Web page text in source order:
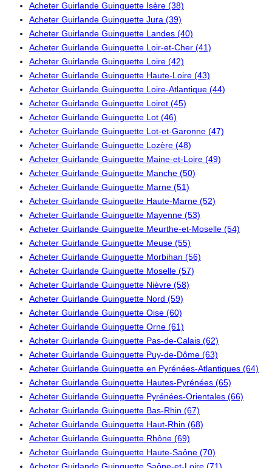
Acheter Guirlande Guinguette Isère (38)
Acheter Guirlande Guinguette Jura (39)
Acheter Guirlande Guinguette Landes (40)
Acheter Guirlande Guinguette Loir-et-Cher (41)
Acheter Guirlande Guinguette Loire (42)
Acheter Guirlande Guinguette Haute-Loire (43)
Acheter Guirlande Guinguette Loire-Atlantique (44)
Acheter Guirlande Guinguette Loiret (45)
Acheter Guirlande Guinguette Lot (46)
Acheter Guirlande Guinguette Lot-et-Garonne (47)
Acheter Guirlande Guinguette Lozère (48)
Acheter Guirlande Guinguette Maine-et-Loire (49)
Acheter Guirlande Guinguette Manche (50)
Acheter Guirlande Guinguette Marne (51)
Acheter Guirlande Guinguette Haute-Marne (52)
Acheter Guirlande Guinguette Mayenne (53)
Acheter Guirlande Guinguette Meurthe-et-Moselle (54)
Acheter Guirlande Guinguette Meuse (55)
Acheter Guirlande Guinguette Morbihan (56)
Acheter Guirlande Guinguette Moselle (57)
Acheter Guirlande Guinguette Nièvre (58)
Acheter Guirlande Guinguette Nord (59)
Acheter Guirlande Guinguette Oise (60)
Acheter Guirlande Guinguette Orne (61)
Acheter Guirlande Guinguette Pas-de-Calais (62)
Acheter Guirlande Guinguette Puy-de-Dôme (63)
Acheter Guirlande Guinguette en Pyrénées-Atlantiques (64)
Acheter Guirlande Guinguette Hautes-Pyrénées (65)
Acheter Guirlande Guinguette Pyrénées-Orientales (66)
Acheter Guirlande Guinguette Bas-Rhin (67)
Acheter Guirlande Guinguette Haut-Rhin (68)
Acheter Guirlande Guinguette Rhône (69)
Acheter Guirlande Guinguette Haute-Saône (70)